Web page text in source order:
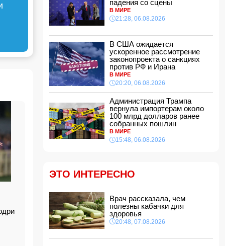
эстетической операции, проведенной
Сеймуром Мамедовым
15:28, 07.08.2026
Алтай Байындыр продолжит карьеру в Ла
Лиге
15:08, 07.08.2026
ВС РФ взяли под контроль Анискино в
Харьковской области
15:00, 07.08.2026
Кинолог развеял миф о собачьей обиде на
хозяина
14:48, 07.08.2026
По делу Arzum 9999 назначена повторная
комплексная экспертиза
14:28, 07.08.2026
На Самира Шарифова возложены новые
полномочия
14:14, 07.08.2026
падения со сцены
В МИРЕ
21:28, 06.08.2026
В США ожидается
ускоренное рассмотрение
законопроекта о санкциях
против РФ и Ирана
В МИРЕ
20:20, 06.08.2026
Администрация Трампа
вернула импортерам около
100 млрд долларов ранее
собранных пошлин
В МИРЕ
15:48, 06.08.2026
ЭТО ИНТЕРЕСНО
Врач рассказала, чем
полезны кабачки для
здоровья
20:48, 07.08.2026